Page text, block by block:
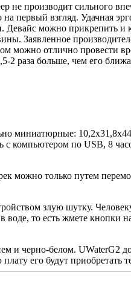
не производит сильного
первый взгляд. Удачная
Девайс можно прикрепить и
Заявленное
можно отлично провести
2 раза больше, чем его
миниатюрные:
с компьютером по USB, 8
можно только путем
злую шутку.
воде, то есть жмете кнопки
и черно-белом. UWaterG2
его будут приобретать